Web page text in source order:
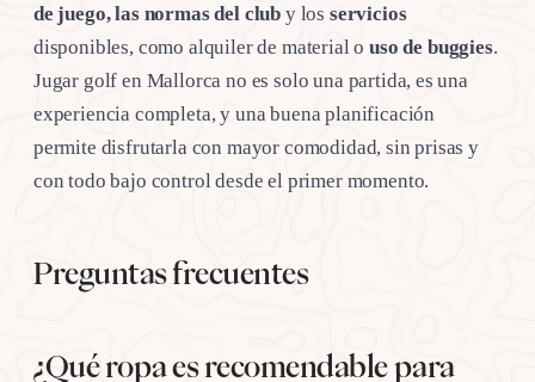
de juego, las normas del club y los servicios
disponibles, como alquiler de material ouso de buggies.
Jugar golf en Mallorca no es solo una partida, es una
experiencia completa, y una buena planificación
permite disfrutarla con mayor comodidad, sin prisas y
con todo bajo control desde el primer momento.
Preguntas frecuentes
¿Qué ropa es recomendable para